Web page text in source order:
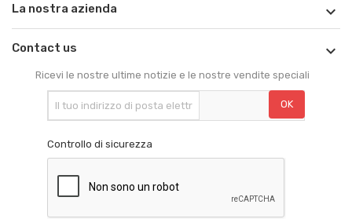
La nostra azienda 
Contact us 
Ricevi le nostre ultime notizie e le nostre vendite speciali
Controllo di sicurezza